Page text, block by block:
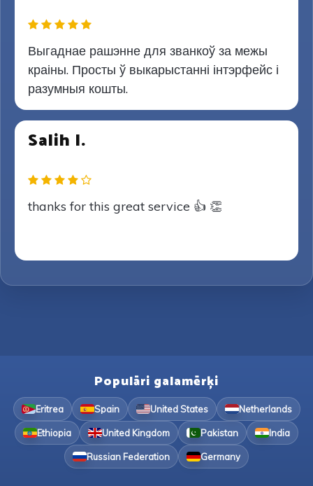
Выгаднае рашэнне для званкоў за межы
краіны. Просты ў выкарыстанні інтэрфейс і
разумныя кошты.
Salih I.
thanks for this great service 👍 👏
Populāri galamērķi
Eritrea Spain United States Netherlands
Ethiopia United Kingdom Pakistan India
Russian Federation Germany